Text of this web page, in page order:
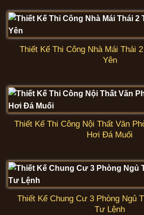
Thiết Kế Thi Công Nhà Mái Thái
Yên
Thiết Kế Thi Công Nội Thất Văn
Hơi Đá Muối
Thiết Kế Chung Cư 3 Phòng Ngủ
Tư Lệnh